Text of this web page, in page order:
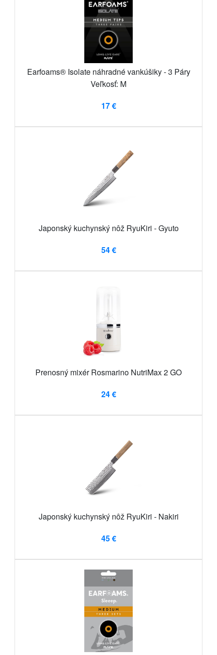
Earfoams® Isolate náhradné vankúšiky - 3 Páry
Veľkosť: M
17 €
Japonský kuchynský nôž RyuKiri - Gyuto
54 €
Prenosný mixér Rosmarino NutriMax 2 GO
24 €
Japonský kuchynský nôž RyuKiri - Nakiri
45 €